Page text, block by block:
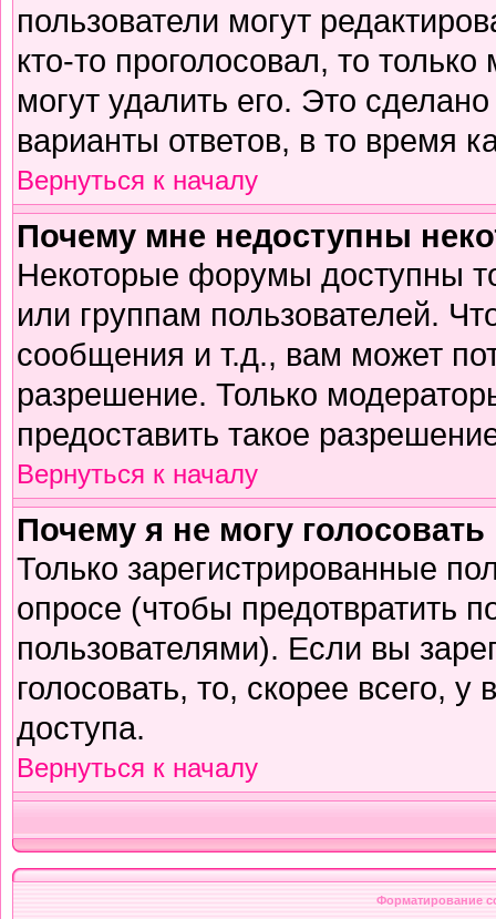
пользователи могут
кто-то проголосовал, то
могут удалить его. Это
варианты ответов, в то время
Вернуться к началу
Почему мне недоступны
Некоторые форумы доступны
или группам пользователей.
сообщения и т.д., вам может
разрешение. Только
предоставить такое
Вернуться к началу
Почему я не могу
Только зарегистрированные
опросе (чтобы предотвратить
пользователями). Если вы
голосовать, то, скорее всего,
доступа.
Вернуться к началу
Форматирование